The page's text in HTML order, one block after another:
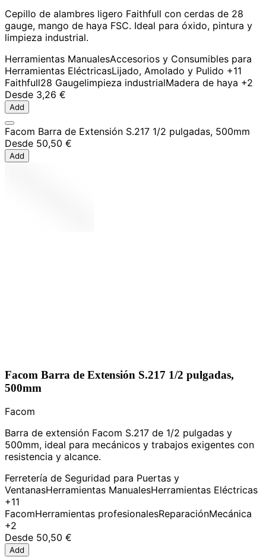
Cepillo de alambres ligero Faithfull con cerdas de 28
gauge, mango de haya FSC. Ideal para óxido, pintura y
limpieza industrial.
Herramientas ManualesAccesorios y Consumibles para
Herramientas EléctricasLijado, Amolado y Pulido +11
Faithfull28 Gaugelimpieza industrialMadera de haya +2
Desde 3,26 €
Add
Facom Barra de Extensión S.217 1/2 pulgadas, 500mm
Desde 50,50 €
Add
Facom Barra de Extensión S.217 1/2 pulgadas,
500mm
Facom
Barra de extensión Facom S.217 de 1/2 pulgadas y
500mm, ideal para mecánicos y trabajos exigentes con
resistencia y alcance.
Ferretería de Seguridad para Puertas y
VentanasHerramientas ManualesHerramientas Eléctricas
+11
FacomHerramientas profesionalesReparaciónMecánica
+2
Desde 50,50 €
Add